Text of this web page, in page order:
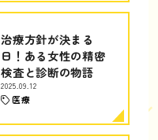
治療方針が決まる
日！ある女性の精密
検査と診断の物語
2025.09.12
医療